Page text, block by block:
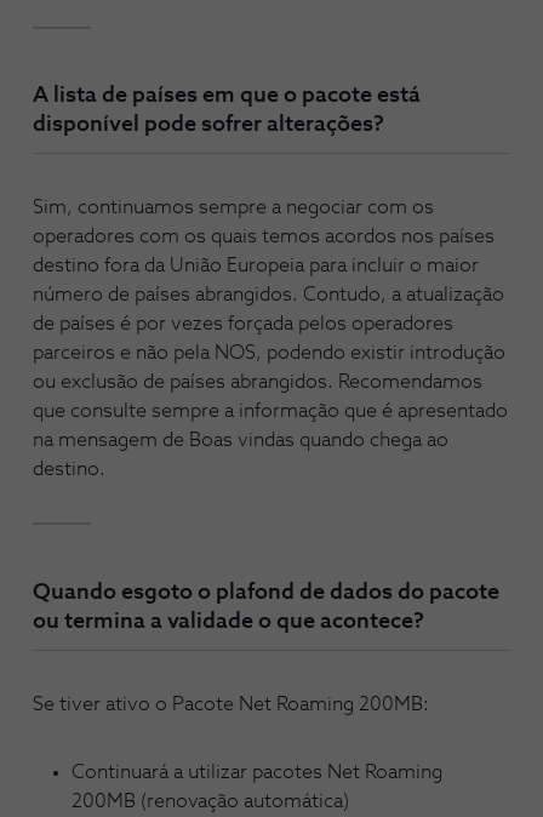
A lista de países em que o pacote está
disponível pode sofrer alterações?
Sim, continuamos sempre a negociar com os
operadores com os quais temos acordos nos países
destino fora da União Europeia para incluir o maior
número de países abrangidos. Contudo, a atualização
de países é por vezes forçada pelos operadores
parceiros e não pela NOS, podendo existir introdução
ou exclusão de países abrangidos. Recomendamos
que consulte sempre a informação que é apresentado
na mensagem de Boas vindas quando chega ao
destino.
Quando esgoto o plafond de dados do pacote
ou termina a validade o que acontece?
Se tiver ativo o Pacote Net Roaming 200MB:
Continuará a utilizar pacotes Net Roaming
200MB (renovação automática)